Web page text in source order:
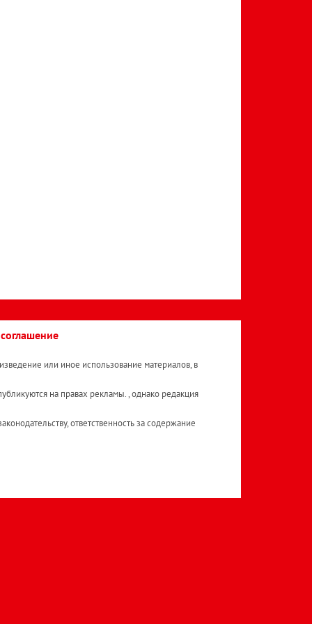
или иное использование материалов, в
на правах рекламы. , однако редакция
ответственность за содержание